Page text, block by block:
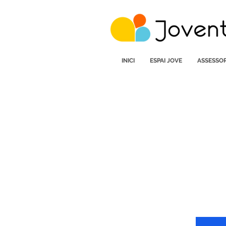
INICI ESPAI JOVE